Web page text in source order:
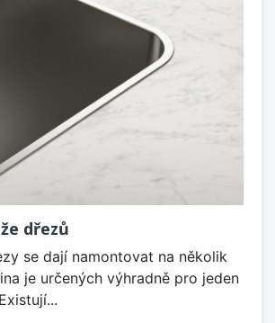
dřezů
se dají namontovat na několik
je určených výhradně pro jeden